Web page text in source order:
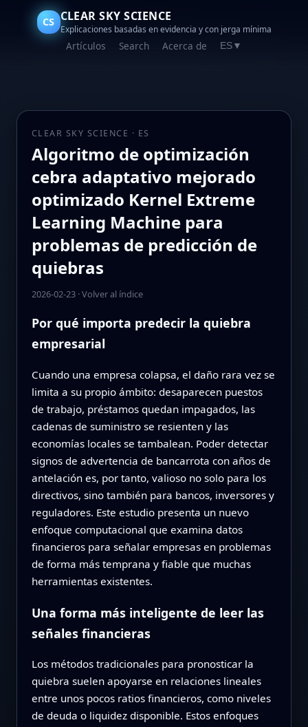
CS CLEAR SKY SCIENCE
Explicaciones basadas en evidencia y con jerga mínima
Artículos Search Acerca de ES ▼
CLEAR SKY SCIENCE · ES
Algoritmo de optimización
cebra adaptativo mejorado
optimizado Kernel Extreme
Learning Machine para
problemas de predicción de
quiebras
2026-02-23·Volver al índice
Por qué importa predecir la quiebra
empresarial
Cuando una empresa colapsa, el daño rara vez se
limita a su propio ámbito: desaparecen puestos
de trabajo, préstamos quedan impagados, las
cadenas de suministro se resienten y las
economías locales se tambalean. Poder detectar
signos de advertencia de bancarrota con años de
antelación es, por tanto, valioso no solo para los
directivos, sino también para bancos, inversores y
reguladores. Este estudio presenta un nuevo
enfoque computacional que examina datos
financieros para señalar empresas en problemas
de forma más temprana y fiable que muchas
herramientas existentes.
Una forma más inteligente de leer las
señales financieras
Los métodos tradicionales para pronosticar la
quiebra suelen apoyarse en relaciones lineales
entre unos pocos ratios financieros, como niveles
de deuda o liquidez disponible. Estos enfoques